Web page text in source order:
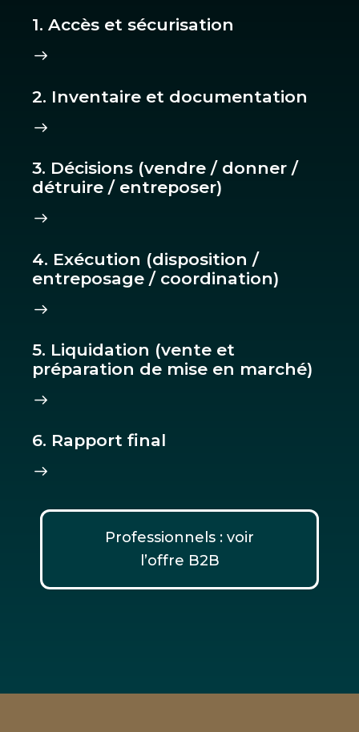
1. Accès et sécurisation
2. Inventaire et documentation
3. Décisions (vendre / donner /
détruire / entreposer)
4. Exécution (disposition /
entreposage / coordination)
5. Liquidation (vente et
préparation de mise en marché)
6. Rapport final
Professionnels : voir
l’offre B2B